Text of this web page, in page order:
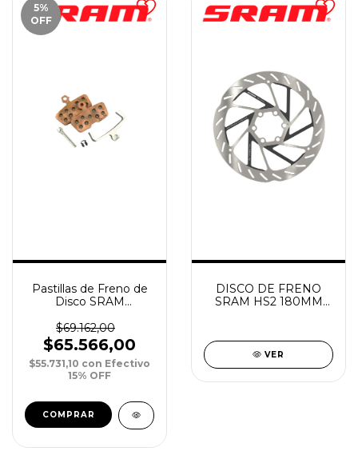
5%
OFF
Pastillas de Freno de
Disco SRAM
11+/Guide RE/G2
RE/DB8 xPar
$69.162,00
$65.566,00
$55.731,10 con Efectivo
15% OFF
DISCO DE FRENO
SRAM HS2 180MM
VER